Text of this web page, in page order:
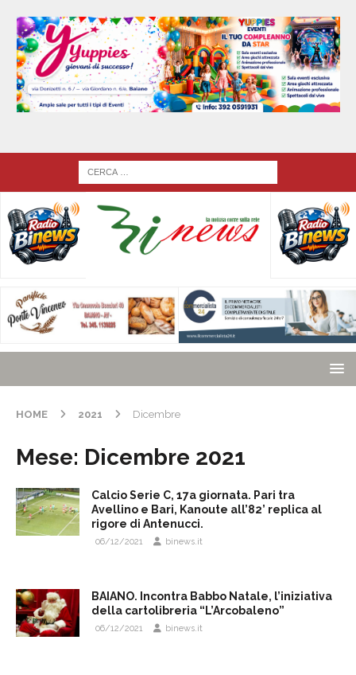
HOME 2021 Dicembre
Mese: Dicembre 2021
Calcio Serie C, 17a giornata. Pari tra
Avellino e Bari, Kanoute all’82’ replica al
rigore di Antenucci.
06/12/2021 binews.it
BAIANO. Incontra Babbo Natale, l’iniziativa
della cartolibreria “L’Arcobaleno”
06/12/2021 binews.it